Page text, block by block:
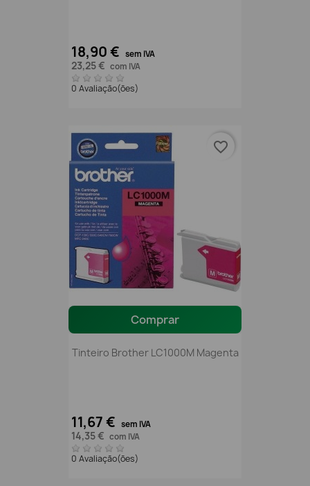
18,90 € sem IVA
23,25 € com IVA
0 Avaliação(ões)
Comprar
Tinteiro Brother LC1000M Magenta
11,67 € sem IVA
14,35 € com IVA
0 Avaliação(ões)
favorite_border